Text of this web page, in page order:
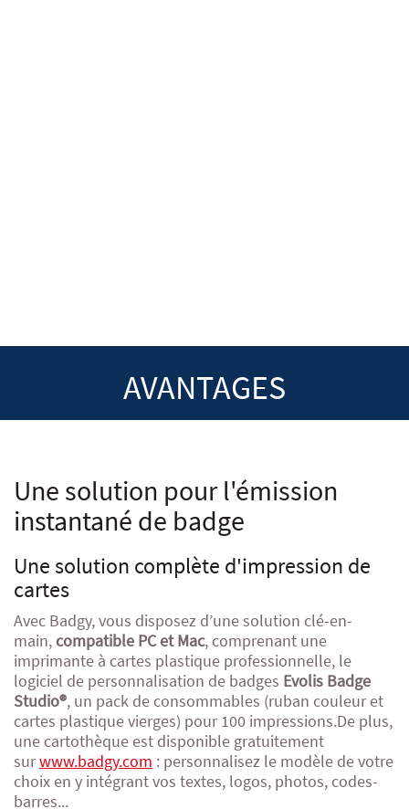
AVANTAGES
Une solution pour l'émission
instantané de badge
Une solution complète d'impression de
cartes
Avec Badgy, vous disposez d’une solution clé-en-
main, compatible PC et Mac, comprenant une
imprimante à cartes plastique professionnelle, le
logiciel de personnalisation de badges Evolis Badge
Studio®, un pack de consommables (ruban couleur et
cartes plastique vierges) pour 100 impressions.De plus,
une cartothèque est disponible gratuitement
surwww.badgy.com : personnalisez le modèle de votre
choix en y intégrant vos textes, logos, photos, codes-
barres...